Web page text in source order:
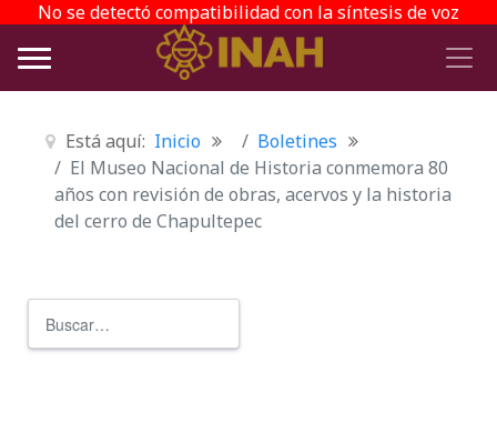
No se detectó compatibilidad con la síntesis de voz
Está aquí: Inicio
Boletines
El Museo Nacional de Historia conmemora 80
años con revisión de obras, acervos y la historia
del cerro de Chapultepec